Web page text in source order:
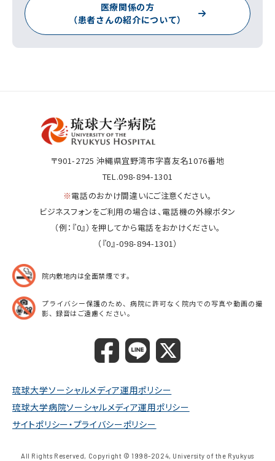
医療関係の方
（患者さんの紹介について）
〒901-2725 沖縄県宜野湾市字喜友名1076番地
TEL.098-894-1301
※電話のおかけ間違いにご注意ください。
ビジネスフォンをご利用の場合は、電話機の外線ボタン
（例：『0』）を押してから電話をおかけください。
（『0』-098-894-1301）
院内敷地内は全面禁煙です。
プライバシー保護のため、病院に許可なく院内での写真や動画の撮
影、録音はご遠慮ください。
琉球大学ソーシャルメディア運用ポリシー
琉球大学病院ソーシャルメディア運用ポリシー
サイトポリシー・プライバシーポリシー
All Rights Reserved, Copyright © 1998-2024, University of the Ryukyus